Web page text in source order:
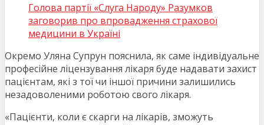
Голова партії «Слуга Народу» Разумков
заговорив про впровадження страхової
медицини в Україні
Окремо Уляна Супрун пояснила, як саме індивідуальне
професійне ліцензування лікаря буде надавати захист
пацієнтам, які з тої чи іншої причини залишились
незадоволеними роботою свого лікаря.
«Пацієнти, коли є скарги на лікарів, зможуть